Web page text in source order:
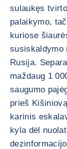
sulaukęs
palaikymo,
kuriose
susiskaldymo
Rusija.
maždaug 1
saugumo
prieš
karinis
kyla dėl